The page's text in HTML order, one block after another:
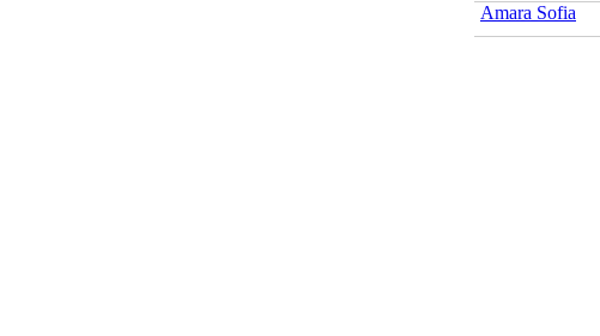
Amara Sofia